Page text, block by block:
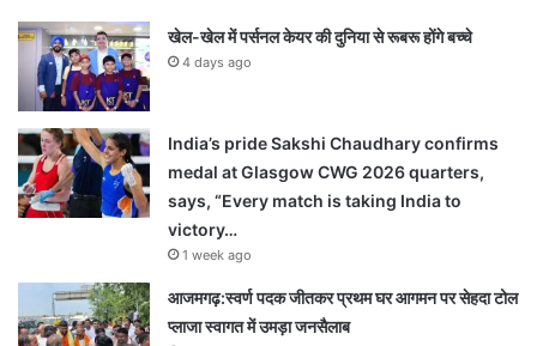
खेल-खेल में पर्सनल केयर की दुनिया से रूबरू होंगे बच्चे
4 days ago
India’s pride Sakshi Chaudhary confirms
medal at Glasgow CWG 2026 quarters,
says, “Every match is taking India to
victory…
1 week ago
आजमगढ़:स्वर्ण पदक जीतकर प्रथम घर आगमन पर सेहदा टोल
प्लाजा स्वागत में उमड़ा जनसैलाब